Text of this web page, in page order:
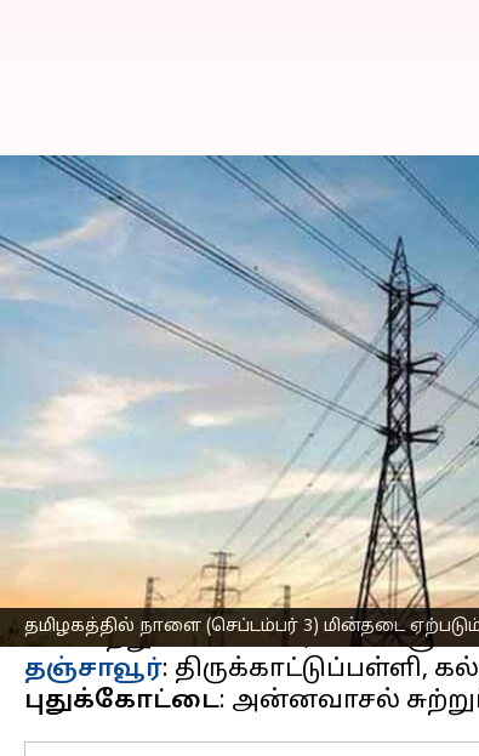
தமிழகத்தில் நாளை (செப்டம்பர் 3) மின்தடை
உங்கள் ஏரியாவில்
தெரிந்துகொள்ளுங்கள்
எழுதியவர் Sekar Chinnappan Sep 02, 2024 03:55 pm
செய்தி முன்னோட்டம்
மின் பராமரிப்பு பணிகள்
செய்யப்படுவதாக தமிழ்நாடு
அதன்படி, நாளை மின்தடை
அறிவுறுத்தப்பட்டு உள்ளனர்.
கோவை வடக்கு:
பல்லடம்: கன்னிவாடி, பாப்பிஸ்,
தஞ்சாவூர்
புதுக்கோட்டை